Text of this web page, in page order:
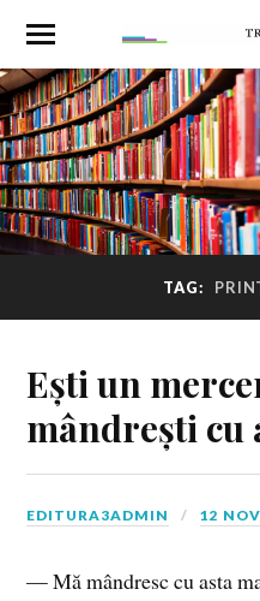
TAG:
Ești un
mândrești cu
EDITURA3ADMIN 12
— Mă mândresc cu asta